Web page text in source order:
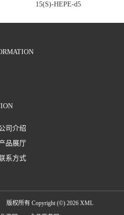
15(S)-HEPE-d5
司介绍
品展厅
系方式
版权所有 Copyright (©) 2026 XML